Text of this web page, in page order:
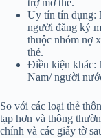
trợ mở thẻ.
Uy tín tín dụng:
người đăng ký
thuộc nhóm nợ
thẻ.
Điều kiện khác:
Nam/ người
So với các loại thẻ
tạp hơn và thông
chính và các giấy tờ